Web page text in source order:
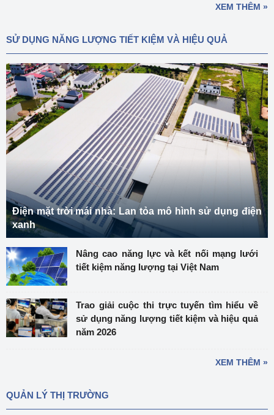
XEM THÊM »
SỬ DỤNG NĂNG LƯỢNG TIẾT KIỆM VÀ HIỆU QUẢ
Điện mặt trời mái nhà: Lan tỏa mô hình sử dụng điện
xanh
Nâng cao năng lực và kết nối mạng lưới
tiết kiệm năng lượng tại Việt Nam
Trao giải cuộc thi trực tuyến tìm hiểu về
sử dụng năng lượng tiết kiệm và hiệu quả
năm 2026
XEM THÊM »
QUẢN LÝ THỊ TRƯỜNG